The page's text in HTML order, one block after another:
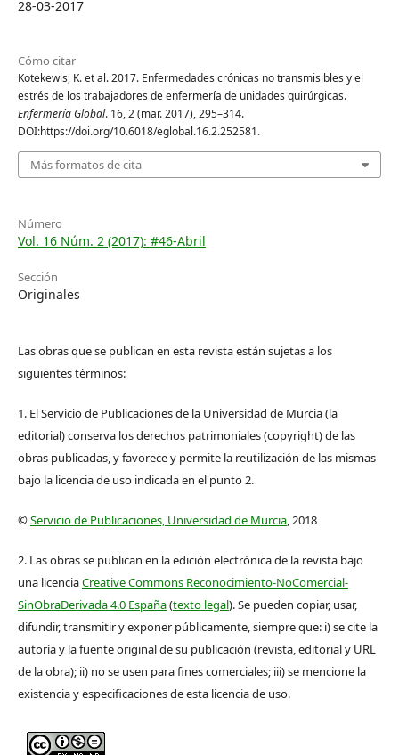
28-03-2017
Cómo citar
Kotekewis, K. et al. 2017. Enfermedades crónicas no transmisibles y el
estrés de los trabajadores de enfermería de unidades quirúrgicas.
Enfermería Global. 16, 2 (mar. 2017), 295–314.
DOI:https://doi.org/10.6018/eglobal.16.2.252581.
Más formatos de cita
Número
Vol. 16 Núm. 2 (2017): #46-Abril
Sección
Originales
Las obras que se publican en esta revista están sujetas a los
siguientes términos:
1. El Servicio de Publicaciones de la Universidad de Murcia (la
editorial) conserva los derechos patrimoniales (copyright) de las
obras publicadas, y favorece y permite la reutilización de las mismas
bajo la licencia de uso indicada en el punto 2.
©Servicio de Publicaciones, Universidad de Murcia, 2018
2. Las obras se publican en la edición electrónica de la revista bajo
una licenciaCreative Commons Reconocimiento-NoComercial-
SinObraDerivada 4.0 España(texto legal). Se pueden copiar, usar,
difundir, transmitir y exponer públicamente, siempre que: i) se cite la
autoría y la fuente original de su publicación (revista, editorial y URL
de la obra); ii) no se usen para fines comerciales; iii) se mencione la
existencia y especificaciones de esta licencia de uso.